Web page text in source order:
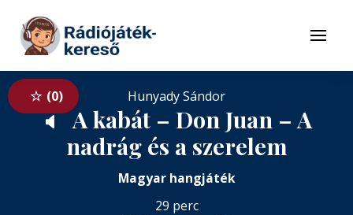
Tovább a tartalomhoz
Menü
0 Hunyady Sándor
🔈 A kabát – Don Juan – A
nadrág és a szerelem
Magyar hangjáték
29 perc